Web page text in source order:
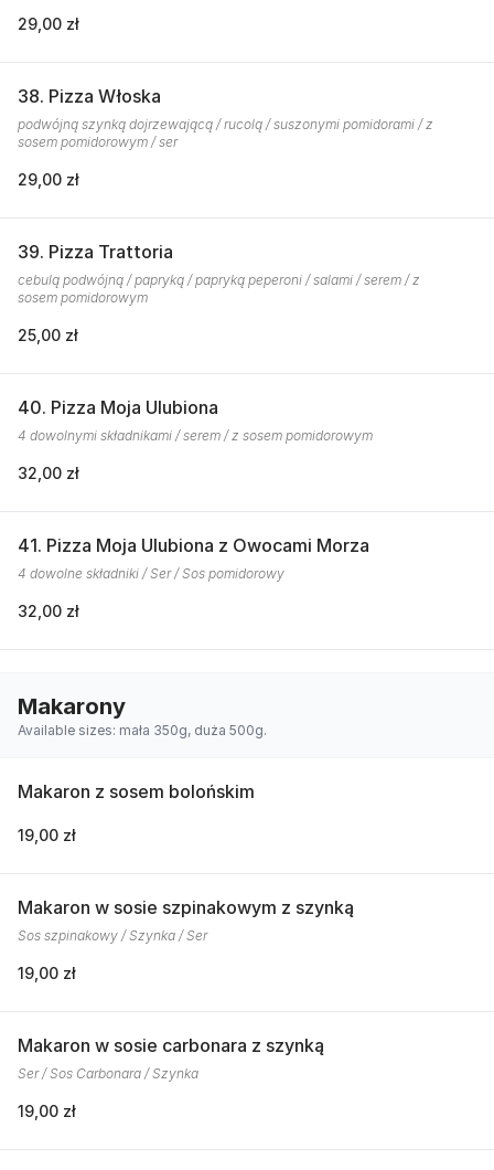
29,00 zł
38. Pizza Włoska
podwójną szynką dojrzewającą / rucolą / suszonymi pomidorami / z
sosem pomidorowym / ser
29,00 zł
39. Pizza Trattoria
cebulą podwójną / papryką / papryką peperoni / salami / serem / z
sosem pomidorowym
25,00 zł
40. Pizza Moja Ulubiona
4 dowolnymi składnikami / serem / z sosem pomidorowym
32,00 zł
41. Pizza Moja Ulubiona z Owocami Morza
4 dowolne składniki / Ser / Sos pomidorowy
32,00 zł
Makarony
Available sizes: mała 350g, duża 500g.
Makaron z sosem bolońskim
19,00 zł
Makaron w sosie szpinakowym z szynką
Sos szpinakowy / Szynka / Ser
19,00 zł
Makaron w sosie carbonara z szynką
Ser / Sos Carbonara / Szynka
19,00 zł